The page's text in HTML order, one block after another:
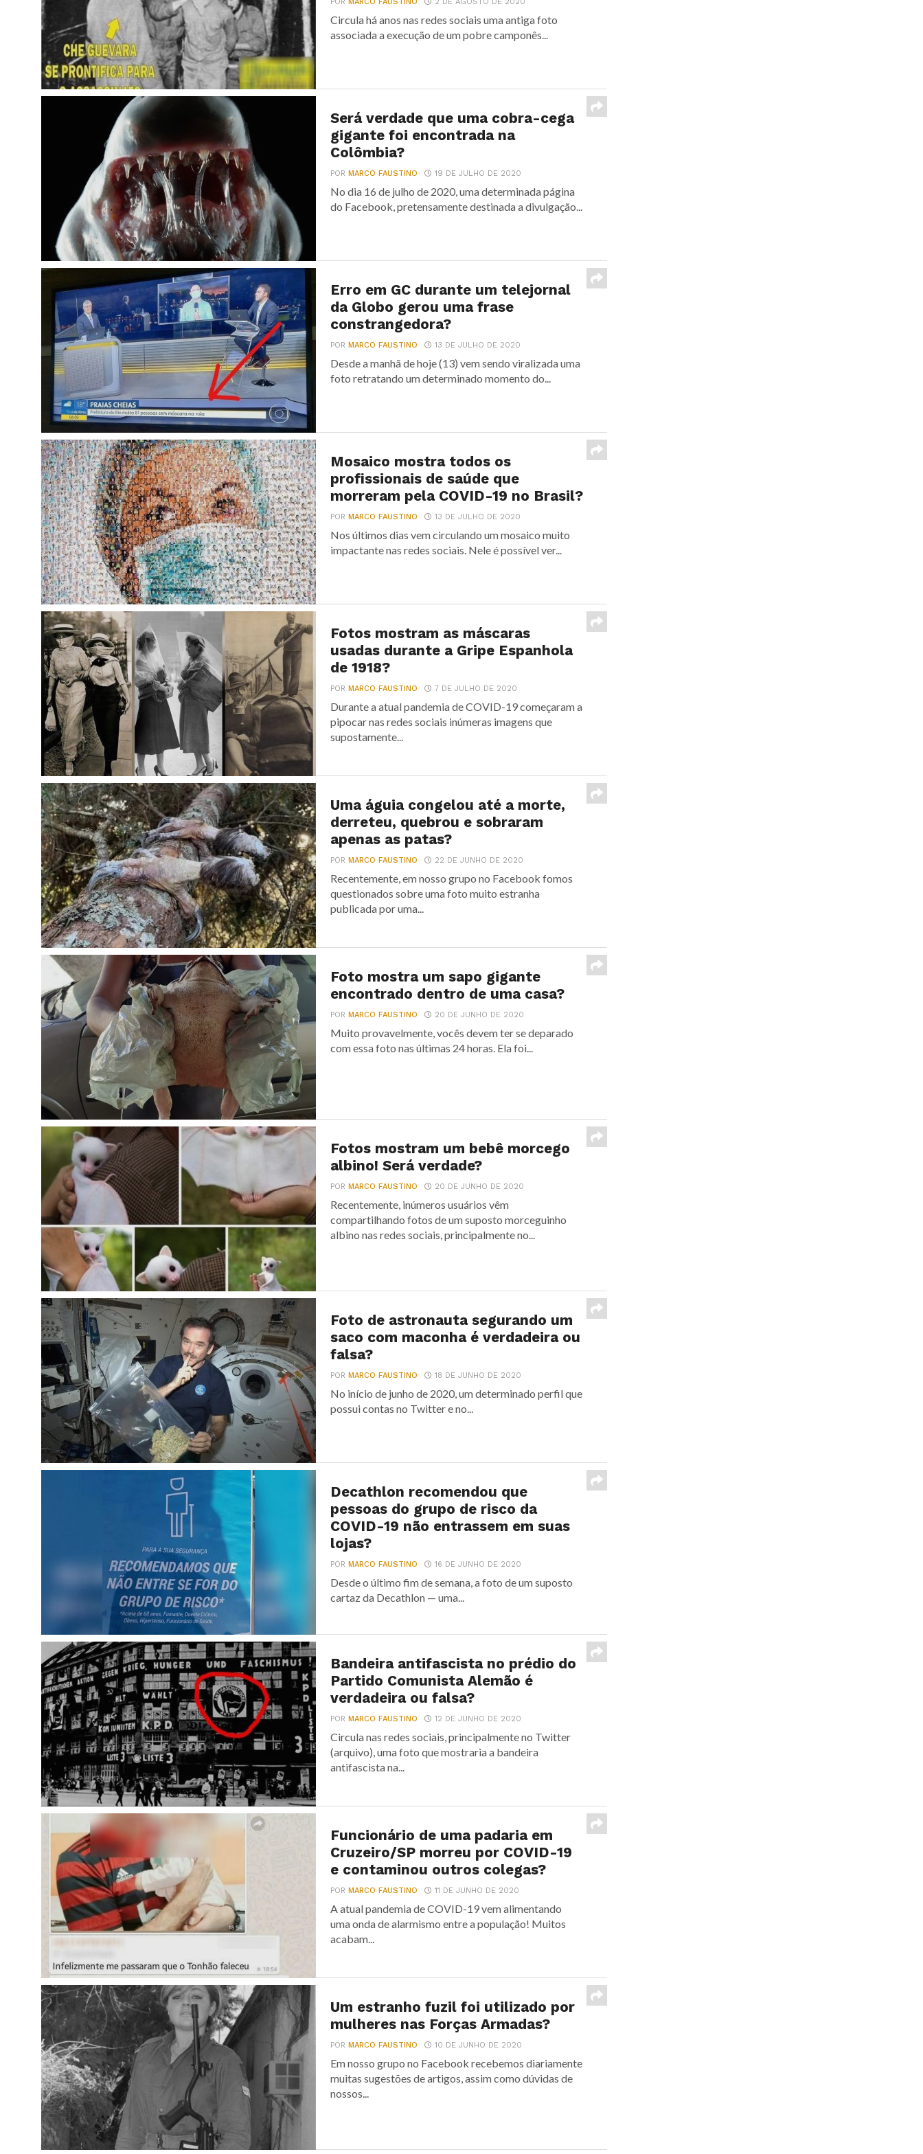
Circula há anos nas redes sociais uma antiga foto
associada a execução de um pobre camponês...
Será verdade que uma cobra-cega
gigante foi encontrada na
Colômbia?
PORMARCO FAUSTINO 19 DE JULHO DE 2020
No dia 16 de julho de 2020, uma determinada página
do Facebook, pretensamente destinada a divulgação...
Erro em GC durante um telejornal
da Globo gerou uma frase
constrangedora?
PORMARCO FAUSTINO 13 DE JULHO DE 2020
Desde a manhã de hoje (13) vem sendo viralizada uma
foto retratando um determinado momento do...
Mosaico mostra todos os
profissionais de saúde que
morreram pela COVID-19 no Brasil?
PORMARCO FAUSTINO 13 DE JULHO DE 2020
Nos últimos dias vem circulando um mosaico muito
impactante nas redes sociais. Nele é possível ver...
Fotos mostram as máscaras
usadas durante a Gripe Espanhola
de 1918?
PORMARCO FAUSTINO 7 DE JULHO DE 2020
Durante a atual pandemia de COVID-19 começaram a
pipocar nas redes sociais inúmeras imagens que
supostamente...
Uma águia congelou até a morte,
derreteu, quebrou e sobraram
apenas as patas?
PORMARCO FAUSTINO 22 DE JUNHO DE 2020
Recentemente, em nosso grupo no Facebook fomos
questionados sobre uma foto muito estranha
publicada por uma...
Foto mostra um sapo gigante
encontrado dentro de uma casa?
PORMARCO FAUSTINO 20 DE JUNHO DE 2020
Muito provavelmente, vocês devem ter se deparado
com essa foto nas últimas 24 horas. Ela foi...
Fotos mostram um bebê morcego
albino! Será verdade?
PORMARCO FAUSTINO 20 DE JUNHO DE 2020
Recentemente, inúmeros usuários vêm
compartilhando fotos de um suposto morceguinho
albino nas redes sociais, principalmente no...
Foto de astronauta segurando um
saco com maconha é verdadeira ou
falsa?
PORMARCO FAUSTINO 18 DE JUNHO DE 2020
No início de junho de 2020, um determinado perfil que
possui contas no Twitter e no...
Decathlon recomendou que
pessoas do grupo de risco da
COVID-19 não entrassem em suas
lojas?
PORMARCO FAUSTINO 16 DE JUNHO DE 2020
Desde o último fim de semana, a foto de um suposto
cartaz da Decathlon — uma...
Bandeira antifascista no prédio do
Partido Comunista Alemão é
verdadeira ou falsa?
PORMARCO FAUSTINO 12 DE JUNHO DE 2020
Circula nas redes sociais, principalmente no Twitter
(arquivo), uma foto que mostraria a bandeira
antifascista na...
Funcionário de uma padaria em
Cruzeiro/SP morreu por COVID-19
e contaminou outros colegas?
PORMARCO FAUSTINO 11 DE JUNHO DE 2020
A atual pandemia de COVID-19 vem alimentando
uma onda de alarmismo entre a população! Muitos
acabam...
Um estranho fuzil foi utilizado por
mulheres nas Forças Armadas?
PORMARCO FAUSTINO 10 DE JUNHO DE 2020
Em nosso grupo no Facebook recebemos diariamente
muitas sugestões de artigos, assim como dúvidas de
nossos...